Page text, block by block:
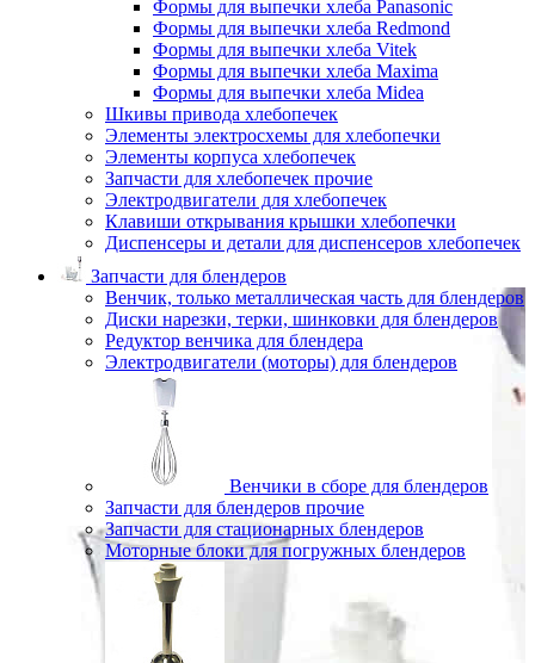
Формы для выпечки хлеба Panasonic
Формы для выпечки хлеба Redmond
Формы для выпечки хлеба Vitek
Формы для выпечки хлеба Maxima
Формы для выпечки хлеба Midea
Шкивы привода хлебопечек
Элементы электросхемы для хлебопечки
Элементы корпуса хлебопечек
Запчасти для хлебопечек прочие
Электродвигатели для хлебопечек
Клавиши открывания крышки хлебопечки
Диспенсеры и детали для диспенсеров хлебопечек
Запчасти для блендеров
Венчик, только металлическая часть для блендеров
Диски нарезки, терки, шинковки для блендеров
Редуктор венчика для блендера
Электродвигатели (моторы) для блендеров
Венчики в сборе для блендеров
Запчасти для блендеров прочие
Запчасти для стационарных блендеров
Моторные блоки для погружных блендеров